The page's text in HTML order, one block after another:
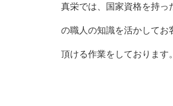
真栄では、国家資格を持っ
の職人の知識を活かしてお
頂ける作業をしております。